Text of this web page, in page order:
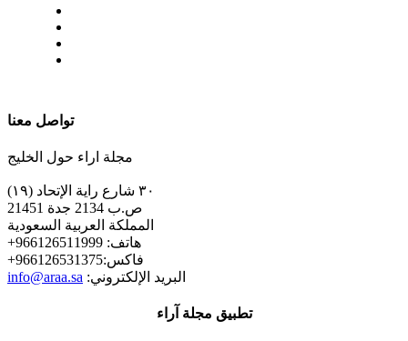
تواصل معنا
مجلة اراء حول الخليج
٣٠ شارع راية الإتحاد (١٩)
ص.ب 2134 جدة 21451
المملكة العربية السعودية
+هاتف: 966126511999
+فاكس:966126531375
info@araa.sa :البريد الإلكتروني
تطبيق مجلة آراء